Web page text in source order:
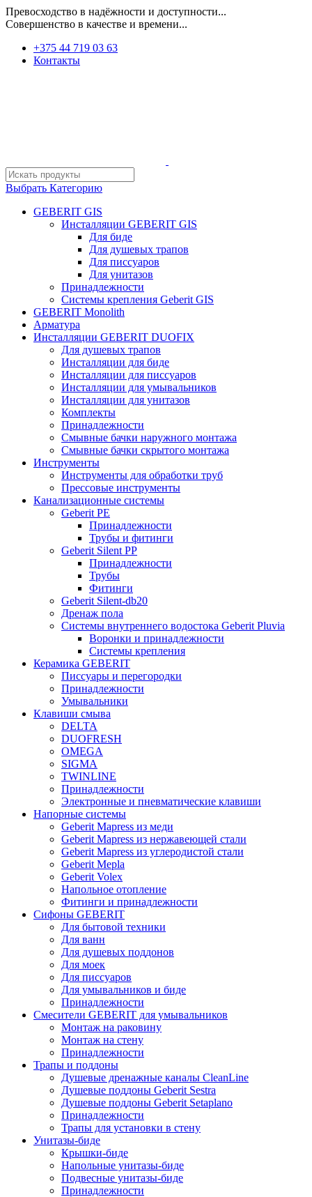
Превосходство в надёжности и доступности...
Совершенство в качестве и времени...
+375 44 719 03 63
Контакты
Выбрать Категорию
GEBERIT GIS
Инсталляции GEBERIT GIS
Для биде
Для душевых трапов
Для писсуаров
Для унитазов
Принадлежности
Системы крепления Geberit GIS
GEBERIT Monolith
Арматура
Инсталляции GEBERIT DUOFIX
Для душевых трапов
Инсталляции для биде
Инсталляции для писсуаров
Инсталляции для умывальников
Инсталляции для унитазов
Комплекты
Принадлежности
Смывные бачки наружного монтажа
Смывные бачки скрытого монтажа
Инструменты
Инструменты для обработки труб
Прессовые инструменты
Канализационные системы
Geberit PE
Принадлежности
Трубы и фитинги
Geberit Silent PP
Принадлежности
Трубы
Фитинги
Geberit Silent-db20
Дренаж пола
Системы внутреннего водостока Geberit Pluvia
Воронки и принадлежности
Системы крепления
Керамика GEBERIT
Писсуары и перегородки
Принадлежности
Умывальники
Клавиши смыва
DELTA
DUOFRESH
OMEGA
SIGMA
TWINLINE
Принадлежности
Электронные и пневматические клавиши
Напорные системы
Geberit Mapress из меди
Geberit Mapress из нержавеющей стали
Geberit Mapress из углеродистой стали
Geberit Mepla
Geberit Volex
Напольное отопление
Фитинги и принадлежности
Сифоны GEBERIT
Для бытовой техники
Для ванн
Для душевых поддонов
Для моек
Для писсуаров
Для умывальников и биде
Принадлежности
Смесители GEBERIT для умывальников
Монтаж на раковину
Монтаж на стену
Принадлежности
Трапы и поддоны
Душевые дренажные каналы CleanLine
Душевые поддоны Geberit Sestra
Душевые поддоны Geberit Setaplano
Принадлежности
Трапы для установки в стену
Унитазы-биде
Крышки-биде
Напольные унитазы-биде
Подвесные унитазы-биде
Принадлежности